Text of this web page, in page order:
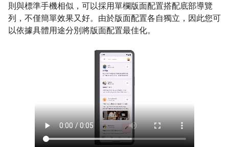
則與標準手機相似，可以採用單欄版面配置搭配底部導覽
列，不僅簡單效果又好。由於版面配置各自獨立，因此您可
以依據具體用途分別將版面配置最佳化。